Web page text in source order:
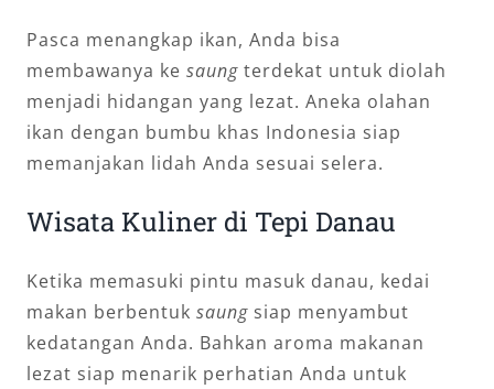
Pasca menangkap ikan, Anda bisa
membawanya ke saung terdekat untuk diolah
menjadi hidangan yang lezat. Aneka olahan
ikan dengan bumbu khas Indonesia siap
memanjakan lidah Anda sesuai selera.
Wisata Kuliner di Tepi Danau
Ketika memasuki pintu masuk danau, kedai
makan berbentuk saung siap menyambut
kedatangan Anda. Bahkan aroma makanan
lezat siap menarik perhatian Anda untuk